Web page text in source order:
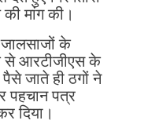
मांग की।
के
से आरटीजीएस के
जाते ही ठगों ने
पहचान पत्र
दिया।